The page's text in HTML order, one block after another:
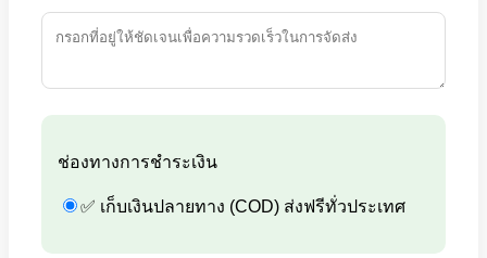
ช่องทางการชำระเงิน
✅ เก็บเงินปลายทาง (COD) ส่งฟรีทั่วประเทศ